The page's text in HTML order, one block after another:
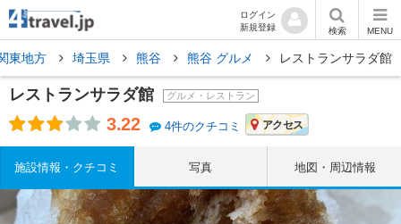
ログイン
新規登録
検索 MENU
東地方 埼玉県 熊谷 熊谷 グルメ レストランサラダ館
レストランサラダ館 グルメ・レストラン
3.22 4件のクチコミ アクセス
施設情報・クチコミ 写真 地図・周辺情報